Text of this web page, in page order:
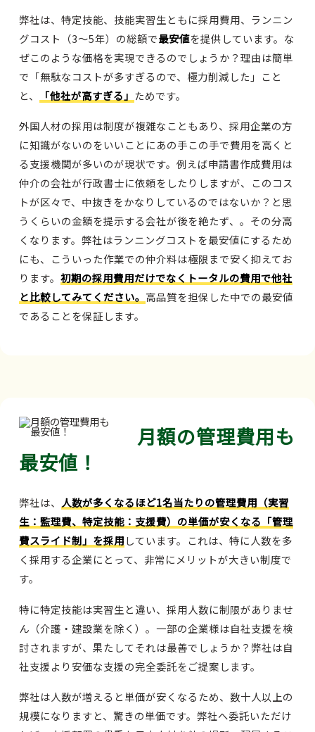
弊社は、特定技能、技能実習生ともに採用費用、ランニン
グコスト（3～5年）の総額で最安値を提供しています。な
ぜこのような価格を実現できるのでしょうか？理由は簡単
で「無駄なコストが多すぎるので、極力削減した」こと
と、
「他社が高すぎる」 ためです。
外国人材の採用は制度が複雑なこともあり、採用企業の方
に知識がないのをいいことにあの手この手で費用を高くと
る支援機関が多いのが現状です。例えば申請書作成費用は
仲介の会社が行政書士に依頼をしたりしますが、このコス
トが区々で、中抜きをかなりしているのではないか？と思
うくらいの金額を提示する会社が後を絶たず、。その分高
くなります。弊社はランニングコストを最安値にするため
にも、こういった作業での仲介料は極限まで安く抑えてお
ります。 初期の採用費用だけでなくトータルの費用で他社
と比較してみてください。 高品質を担保した中での最安値
であることを保証します。
月額の管理費用も
最安値！
弊社は、 人数が多くなるほど1名当たりの管理費用（実習
生：監理費、特定技能：支援費）の単価が安くなる「管理
費スライド制」を採用しています。これは、特に人数を多
く採用する企業にとって、非常にメリットが大きい制度で
す。
特に特定技能は実習生と違い、採用人数に制限がありませ
ん（介護・建設業を除く）。一部の企業様は自社支援を検
討されますが、果たしてそれは最善でしょうか？弊社は自
社支援より安価な支援の完全委託をご提案します。
弊社は人数が増えると単価が安くなるため、数十人以上の
規模になりますと、驚きの単価です。弊社へ委託いただけ